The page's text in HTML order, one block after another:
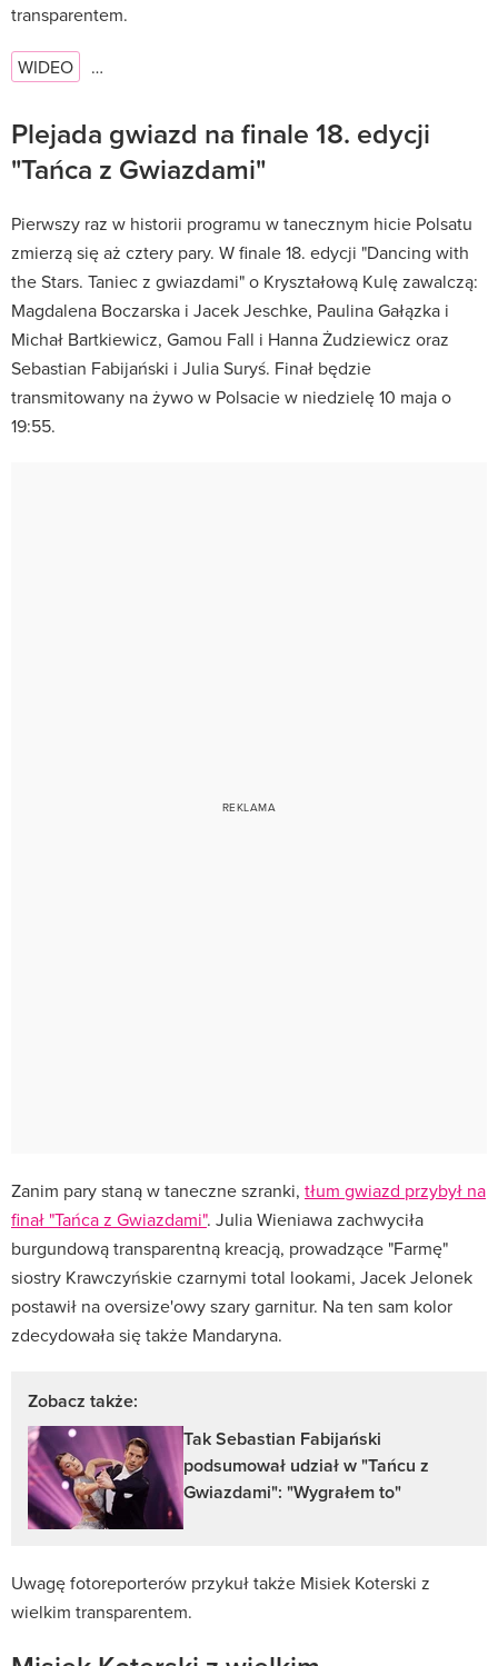
transparentem.
WIDEO …
Plejada gwiazd na finale 18. edycji
"Tańca z Gwiazdami"
Pierwszy raz w historii programu w tanecznym hicie Polsatu
zmierzą się aż cztery pary. W finale 18. edycji "Dancing with
the Stars. Taniec z gwiazdami" o Kryształową Kulę zawalczą:
Magdalena Boczarska i Jacek Jeschke, Paulina Gałązka i
Michał Bartkiewicz, Gamou Fall i Hanna Żudziewicz oraz
Sebastian Fabijański i Julia Suryś. Finał będzie
transmitowany na żywo w Polsacie w niedzielę 10 maja o
19:55.
Zanim pary staną w taneczne szranki, tłum gwiazd przybył na
finał "Tańca z Gwiazdami". Julia Wieniawa zachwyciła
burgundową transparentną kreacją, prowadzące "Farmę"
siostry Krawczyńskie czarnymi total lookami, Jacek Jelonek
postawił na oversize'owy szary garnitur. Na ten sam kolor
zdecydowała się także Mandaryna.
Zobacz także:
Tak Sebastian Fabijański
podsumował udział w "Tańcu z
Gwiazdami": "Wygrałem to"
Uwagę fotoreporterów przykuł także Misiek Koterski z
wielkim transparentem.